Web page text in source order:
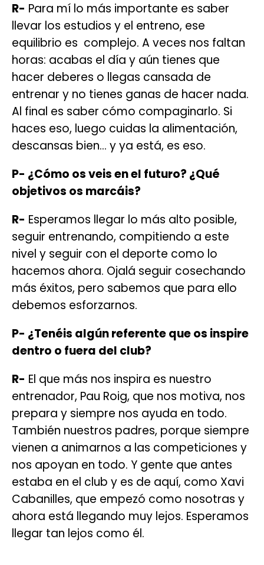
R- Para mí lo más importante es saber
llevar los estudios y el entreno, ese
equilibrio es complejo. A veces nos faltan
horas: acabas el día y aún tienes que
hacer deberes o llegas cansada de
entrenar y no tienes ganas de hacer nada.
Al final es saber cómo compaginarlo. Si
haces eso, luego cuidas la alimentación,
descansas bien… y ya está, es eso.
P- ¿Cómo os veis en el futuro? ¿Qué
objetivos os marcáis?
R- Esperamos llegar lo más alto posible,
seguir entrenando, compitiendo a este
nivel y seguir con el deporte como lo
hacemos ahora. Ojalá seguir cosechando
más éxitos, pero sabemos que para ello
debemos esforzarnos.
P- ¿Tenéis algún referente que os inspire
dentro o fuera del club?
R- El que más nos inspira es nuestro
entrenador, Pau Roig, que nos motiva, nos
prepara y siempre nos ayuda en todo.
También nuestros padres, porque siempre
vienen a animarnos a las competiciones y
nos apoyan en todo. Y gente que antes
estaba en el club y es de aquí, como Xavi
Cabanilles, que empezó como nosotras y
ahora está llegando muy lejos. Esperamos
llegar tan lejos como él.